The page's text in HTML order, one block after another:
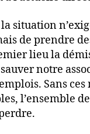
situation
de prendre
lieu la
notre
Sans ces
l’ensemble